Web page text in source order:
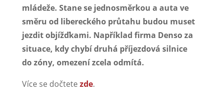
mládeže. Stane se jednosměrkou a auta ve
směru od libereckého průtahu budou muset
jezdit objížďkami. Například firma Denso za
situace, kdy chybí druhá příjezdová silnice
do zóny, omezení zcela odmítá.
Více se dočtete zde.